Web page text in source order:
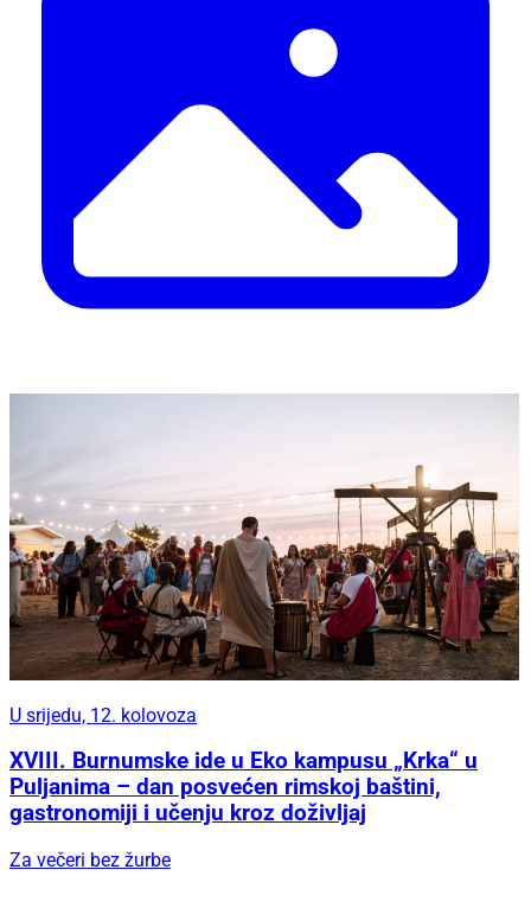
U srijedu, 12. kolovoza
XVIII. Burnumske ide u Eko kampusu „Krka“ u
Puljanima – dan posvećen rimskoj baštini,
gastronomiji i učenju kroz doživljaj
Za večeri bez žurbe